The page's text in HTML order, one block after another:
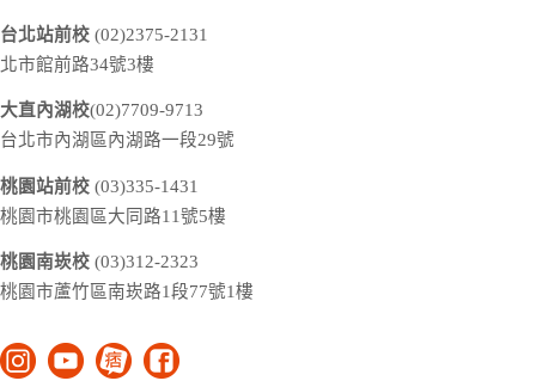
台北站前校 (02)2375-2131
北市館前路34號3樓
大直內湖校
台北市內湖區內湖路一段29號
桃園站前校 (03)335-1431
桃園市桃園區大同路11號5樓
桃園南崁校 (03)312-2323
桃園市蘆竹區南崁路1段77號1樓